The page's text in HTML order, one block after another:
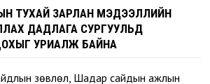
ТУХАЙ ЗАРЛАН МЭДЭЭЛЛИЙН
ДАДЛАГА СУРГУУЛЬД
УРИАЛЖ БАЙНА
зөвлөл, Шадар сайдын ажлын